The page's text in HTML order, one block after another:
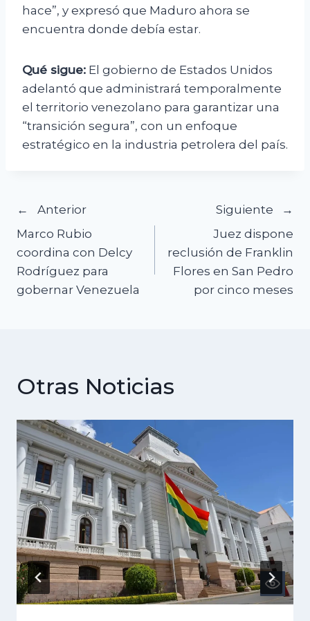
hace”, y expresó que Maduro ahora se
encuentra donde debía estar.
Qué sigue: El gobierno de Estados Unidos
adelantó que administrará temporalmente
el territorio venezolano para garantizar una
“transición segura”, con un enfoque
estratégico en la industria petrolera del país.
Navegación
de
entradas
Anterior
Marco Rubio
coordina con Delcy
Rodríguez para
gobernar Venezuela
Siguiente
Juez dispone
reclusión de Franklin
Flores en San Pedro
por cinco meses
Otras Noticias